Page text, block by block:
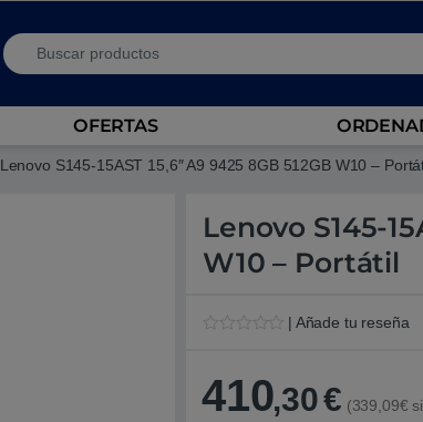
Search for:
OFERTAS
Lenovo S145-15AST 15,6″ A9 9425 8GB 512GB W10 –
Lenovo S145-
W10 – Portátil
o
r
| Añade tu reseña
410,30€ (339,09€